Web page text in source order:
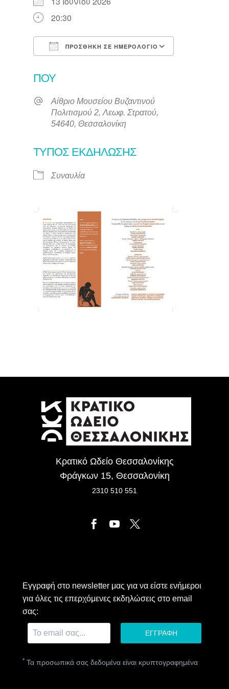
20:30
ΠΡΟΣΘΉΚΗ ΣΕ ΗΜΕΡΟΛΌΓΙΟ
ΠΟΎ
Αίθριο Μουσείου Βυζαντινού
Πολιτισμού 2, Λεωφ. Στρατού,
54640, Θεσσαλονίκη
ΤΎΠΟΣ ΕΚΔΉΛΩΣΗΣ
Συναυλία
Κρατικό Ωδείο Θεσσαλονίκης
Φράγκων 15, Θεσσαλονίκη
2310 510 551
Εγγραφή στο newsletter μας για να είστε ενήμεροι
για όλες τις επερχόμενες εκδηλώσεις στο email
σας:
* Τα προσωπικά σας δεδομένα είναι κρυπτογραφημένα